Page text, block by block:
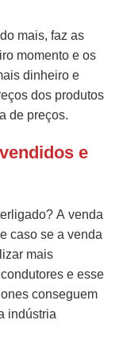
mais, faz as
momento e os
dinheiro e
dos produtos
de preços.
e
A venda
caso se a venda
mais
e esse
conseguem
indústria